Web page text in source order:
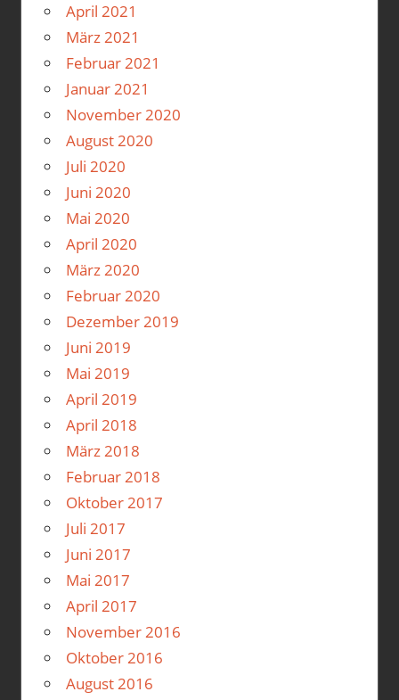
April 2021
März 2021
Februar 2021
Januar 2021
November 2020
August 2020
Juli 2020
Juni 2020
Mai 2020
April 2020
März 2020
Februar 2020
Dezember 2019
Juni 2019
Mai 2019
April 2019
April 2018
März 2018
Februar 2018
Oktober 2017
Juli 2017
Juni 2017
Mai 2017
April 2017
November 2016
Oktober 2016
August 2016